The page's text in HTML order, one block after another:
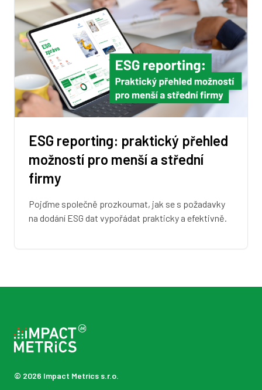
ESG reporting: praktický přehled
možností pro menší a střední
firmy
Pojďme společně prozkoumat, jak se s požadavky
na dodání ESG dat vypořádat prakticky a efektivně.
© 2026 Impact Metrics s.r.o.